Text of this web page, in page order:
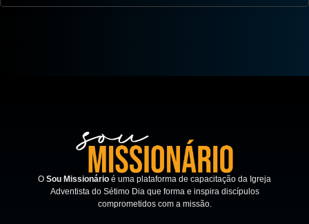
O Sou Missionário é uma plataforma de capacitação da Igreja
Adventista do Sétimo Dia que forma e inspira discípulos
comprometidos com a missão.